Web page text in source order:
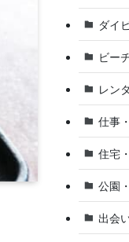
ダイ
ビー
レン
仕事
住宅
公園
出会